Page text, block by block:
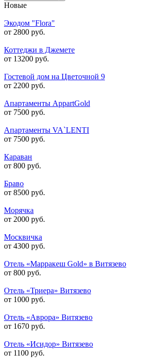
Новые
Экодом "Flora"
от 2800 руб.
Коттеджи в Джемете
от 13200 руб.
Гостевой дом на Цветочной 9
от 2200 руб.
Апартаменты AppartGold
от 7500 руб.
Апартаменты VA`LENTI
от 7500 руб.
Караван
от 800 руб.
Браво
от 8500 руб.
Морячка
от 2000 руб.
Москвичка
от 4300 руб.
Отель «Марракеш Gold» в Витязево
от 800 руб.
Отель «Триера» Витязево
от 1000 руб.
Отель «Аврора» Витязево
от 1670 руб.
Отель «Исидор» Витязево
от 1100 руб.